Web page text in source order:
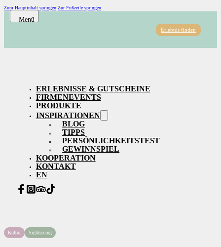
Zum Hauptinhalt springen Zur Fußzeile springen
Erlebnis finden
ERLEBNISSE & GUTSCHEINE
FIRMENEVENTS
PRODUKTE
INSPIRATIONEN
BLOG
TIPPS
PERSÖNLICHKEITSTEST
GEWINNSPIEL
KOOPERATION
KONTAKT
EN
Kultur Sightseeing